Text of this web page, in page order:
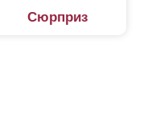
Сюрприз